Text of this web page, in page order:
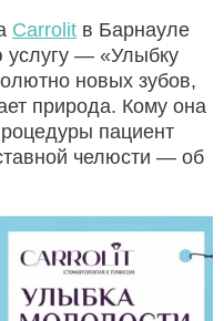
Carrolit в Барнауле
услугу — «Улыбку
новых зубов,
природа. Кому она
пациент
челюсти — об